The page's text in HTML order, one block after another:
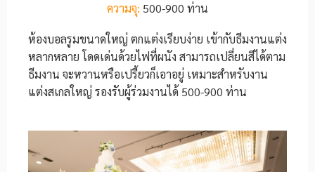
ความจุ: 500-900 ท่าน
ห้องบอลรูมขนาดใหญ่ ตกแต่งเรียบง่าย เข้ากับธีมงานแต่ง
หลากหลาย โดดเด่นด้วยไฟที่ผนัง สามารถเปลี่ยนสีได้ตาม
ธีมงาน จะหวานหรือเปรี้ยวก็เอาอยู่ เหมาะสำหรับงาน
แต่งสเกลใหญ่ รองรับผู้ร่วมงานได้ 500-900 ท่าน